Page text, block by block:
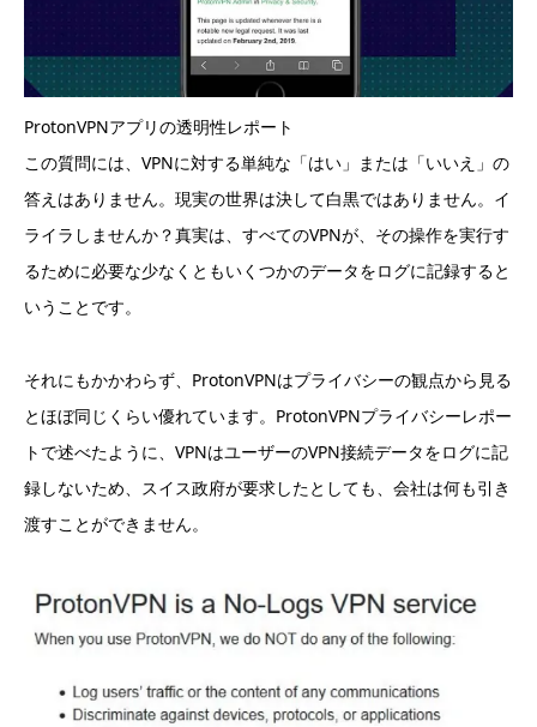
ProtonVPNアプリの透明性レポート
この質問には、VPNに対する単純な「はい」または「いいえ」の
答えはありません。現実の世界は決して白黒ではありません。イ
ライラしませんか？真実は、すべてのVPNが、その操作を実行す
るために必要な少なくともいくつかのデータをログに記録すると
いうことです。
それにもかかわらず、ProtonVPNはプライバシーの観点から見る
とほぼ同じくらい優れています。ProtonVPNプライバシーレポー
トで述べたように、VPNはユーザーのVPN接続データをログに記
録しないため、スイス政府が要求したとしても、会社は何も引き
渡すことができません。